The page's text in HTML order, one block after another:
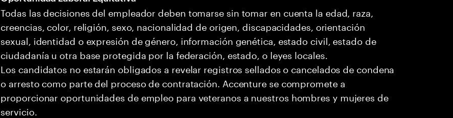
Todas las decisiones del empleador deben tomarse sin tomar en cuenta la edad, raza,
creencias, color, religión, sexo, nacionalidad de origen, discapacidades, orientación
sexual, identidad o expresión de género, información genética, estado civil, estado de
ciudadanía u otra base protegida por la federación, estado, o leyes locales.
Los candidatos no estarán obligados a revelar registros sellados o cancelados de condena
o arresto como parte del proceso de contratación. Accenture se compromete a
proporcionar oportunidades de empleo para veteranos a nuestros hombres y mujeres de
servicio.